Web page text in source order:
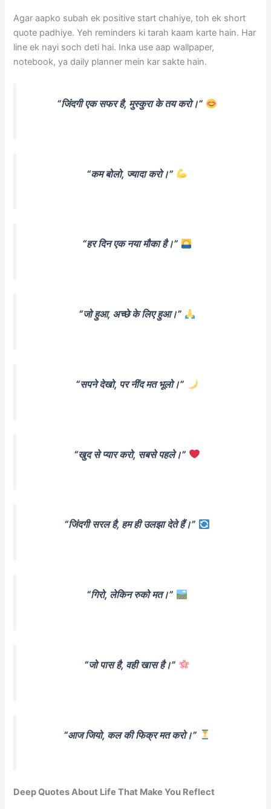
Agar aapko subah ek positive start chahiye, toh ek short
quote padhiye. Yeh reminders ki tarah kaam karte hain. Har
line ek nayi soch deti hai. Inka use aap wallpaper,
notebook, ya daily planner mein kar sakte hain.
“जिंदगी एक सफर है, मुस्कुरा के तय करो।”
“कम बोलो, ज्यादा करो।”
“हर दिन एक नया मौका है।”
“जो हुआ, अच्छे के लिए हुआ।”
“सपने देखो, पर नींद मत भूलो।”
“खुद से प्यार करो, सबसे पहले।”
“जिंदगी सरल है, हम ही उलझा देते हैं।”
“गिरो, लेकिन रुको मत।”
“जो पास है, वही खास है।”
“आज जियो, कल की फिक्र मत करो।”
Deep Quotes About Life That Make You Reflect